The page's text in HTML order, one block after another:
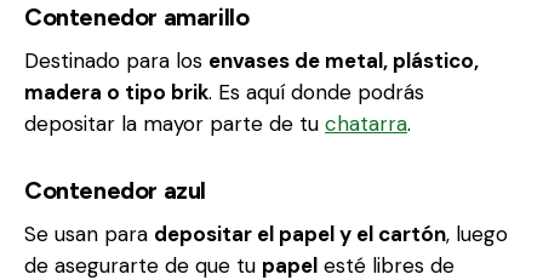
Contenedor amarillo
Destinado para los envases de metal, plástico,
madera o tipo brik. Es aquí donde podrás
depositar la mayor parte de tu chatarra.
Contenedor azul
Se usan para depositar el papel y el cartón, luego
de asegurarte de que tu papel esté libres de